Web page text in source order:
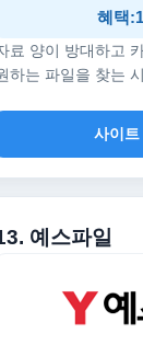
혜택
료 양이 방대하고
하는 파일을 찾는
사이트
예스파일